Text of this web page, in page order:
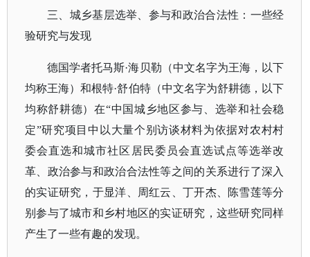
三、城乡基层选举、参与和政治合法性：一些经
验研究与发现
德国学者托马斯·海贝勒（中文名字为王海，以下
均称王海）和根特·舒伯特（中文名字为舒耕德，以下
均称舒耕德）在“中国城乡地区参与、选举和社会稳
定”研究项目中以大量个别访谈材料为依据对农村村
委会直选和城市社区居民委员会直选试点等选举改
革、政治参与和政治合法性等之间的关系进行了深入
的实证研究，于显洋、周红云、丁开杰、陈雪莲等分
别参与了城市和乡村地区的实证研究，这些研究同样
产生了一些有趣的发现。